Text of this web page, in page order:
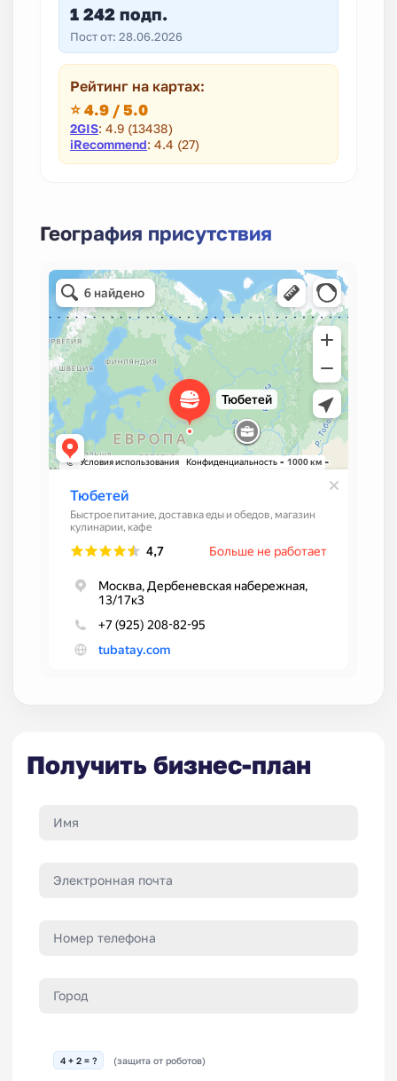
1 242 подп.
Пост от: 28.06.2026
Рейтинг на картах:
⭐ 4.9 / 5.0
2GIS: 4.9 (13438)
iRecommend: 4.4 (27)
География присутствия
Получить бизнес-план
4 + 2 = ? (защита от роботов)